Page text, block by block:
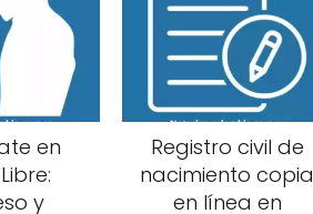
en
y
Registro civil de
nacimiento copia
en línea en